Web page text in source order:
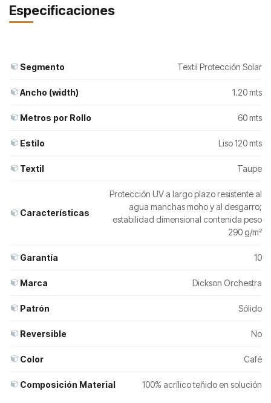
Especificaciones
Segmento Textil Protección Solar
Ancho (width) 1.20 mts
Metros por Rollo 60 mts
Estilo Liso 120 mts
Textil Taupe
Características
Protección UV a largo plazo resistente al
agua manchas moho y al desgarro;
estabilidad dimensional contenida peso
290 g/m²
Garantía 10
Marca Dickson Orchestra
Patrón Sólido
Reversible No
Color Café
Composición Material 100% acrílico teñido en solución